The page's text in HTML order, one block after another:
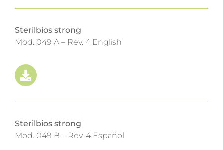
Sterilbios strong
Mod. 049 A – Rev. 4 English
Sterilbios strong
Mod. 049 B – Rev. 4 Español